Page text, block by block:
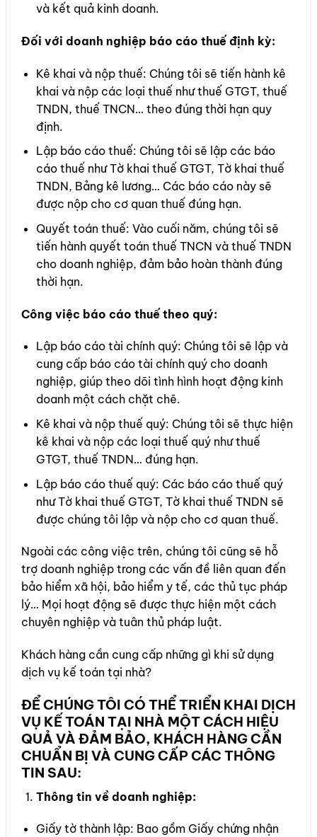
và kết quả kinh doanh.
Đối với doanh nghiệp báo cáo thuế định kỳ:
Kê khai và nộp thuế: Chúng tôi sẽ tiến hành kê
khai và nộp các loại thuế như thuế GTGT, thuế
TNDN, thuế TNCN… theo đúng thời hạn quy
định.
Lập báo cáo thuế: Chúng tôi sẽ lập các báo
cáo thuế như Tờ khai thuế GTGT, Tờ khai thuế
TNDN, Bảng kê lương… Các báo cáo này sẽ
được nộp cho cơ quan thuế đúng hạn.
Quyết toán thuế: Vào cuối năm, chúng tôi sẽ
tiến hành quyết toán thuế TNCN và thuế TNDN
cho doanh nghiệp, đảm bảo hoàn thành đúng
thời hạn.
Công việc báo cáo thuế theo quý:
Lập báo cáo tài chính quý: Chúng tôi sẽ lập và
cung cấp báo cáo tài chính quý cho doanh
nghiệp, giúp theo dõi tình hình hoạt động kinh
doanh một cách chặt chẽ.
Kê khai và nộp thuế quý: Chúng tôi sẽ thực hiện
kê khai và nộp các loại thuế quý như thuế
GTGT, thuế TNDN… đúng hạn.
Lập báo cáo thuế quý: Các báo cáo thuế quý
như Tờ khai thuế GTGT, Tờ khai thuế TNDN sẽ
được chúng tôi lập và nộp cho cơ quan thuế.
Ngoài các công việc trên, chúng tôi cũng sẽ hỗ
trợ doanh nghiệp trong các vấn đề liên quan đến
bảo hiểm xã hội, bảo hiểm y tế, các thủ tục pháp
lý… Mọi hoạt động sẽ được thực hiện một cách
chuyên nghiệp và tuân thủ pháp luật.
Khách hàng cần cung cấp những gì khi sử dụng
dịch vụ kế toán tại nhà?
ĐỂ CHÚNG TÔI CÓ THỂ TRIỂN KHAI DỊCH
VỤ KẾ TOÁN TẠI NHÀ MỘT CÁCH HIỆU
QUẢ VÀ ĐẢM BẢO, KHÁCH HÀNG CẦN
CHUẨN BỊ VÀ CUNG CẤP CÁC THÔNG
TIN SAU:
Thông tin về doanh nghiệp:
Giấy tờ thành lập: Bao gồm Giấy chứng nhận